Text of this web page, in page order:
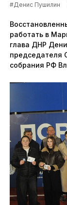
#Денис Пушилин
работать в
глава ДНР
председателя
собрания РФ